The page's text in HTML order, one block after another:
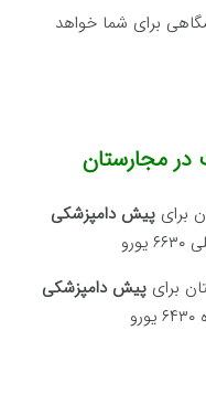
برای شما خواهد
مجارستان
برایپیش دامپزشکی
برایپیش دامپزشکی